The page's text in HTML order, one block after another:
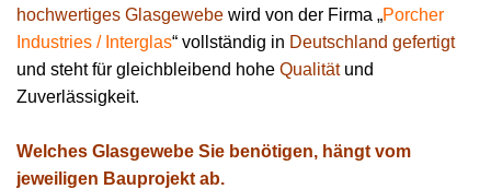
hochwertiges Glasgewebe wird von der Firma „Porcher
Industries / Interglas“ vollständig in Deutschland gefertigt
und steht für gleichbleibend hohe Qualitätund
Zuverlässigkeit.
Welches Glasgewebe Sie benötigen, hängt vom
jeweiligen Bauprojekt ab.